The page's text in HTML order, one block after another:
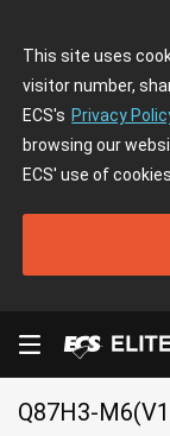
This site uses
visitor number,
ECS's Privacy
browsing our
ECS' use of
Q87H3-